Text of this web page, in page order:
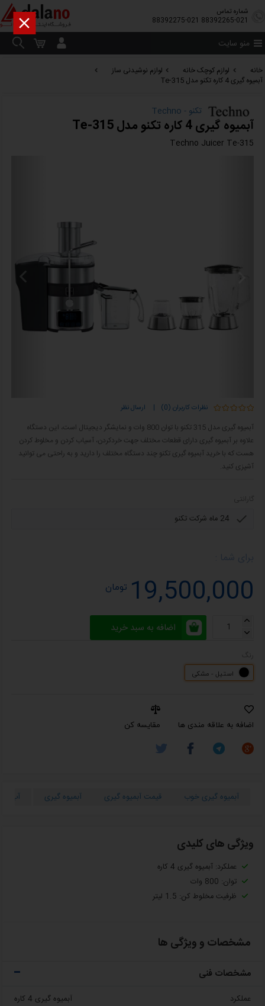
شماره تماس
88392265-021
88392275-021
منو سایت
خانه لوازم کوچک خانه
لوازم نوشیدنی ساز
آبمیوه گیری 4 کاره تکنو مدل Te-315
تکنو - Techno
آبمیوه گیری 4 کاره تکنو مدل Te-315
Techno Juicer Te-315
نظرات کاربران (0) | ارسال نظر
آبمیوه گیری مدل 315 تکنو با توان 800 وات و نمایشگر دیجیتال است، این دستگاه
علاوه بر آبمیوه گیری دارای قطعات مختلف جهت خردکردن، آسیاب کردن و مخلوط کردن
هست که با خرید آبمیوه گیری تکنو چند دستگاه مختلف را دارید و به راحتی می توانید
آشپزی کنید.
19,500,000 تومان
اضافه به سبد خرید
استیل - مشکی
اضافه به علاقه مندی ها مقایسه کن
آبمیوه گیری خوب قیمت آبمیوه گیری آبمیوه گیری آب
ویژگی های کلیدی
عملکرد: آبمیوه گیری 4 کاره
توان: 800 وات
ظرفیت مخلوط کن: 1.5 لیتر
مشخصات و ویژگی ها
مشخصات فنی
عملکرد آبمیوه گیری 4 کاره
